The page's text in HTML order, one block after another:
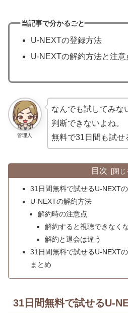
当記事で分かること
U-NEXTの登録方法
U-NEXTの解約方法と注意
管理人
なんでも試してみな
判断できないよね。
無料で31日間も試せ
目次
31日間無料で試せるU-NEXT
U-NEXTの解約方法
解約時の注意点
解約すると視聴できなく
解約と退会は違う
31日間無料で試せるU-NEXT
まとめ
31日間無料で試せるU-